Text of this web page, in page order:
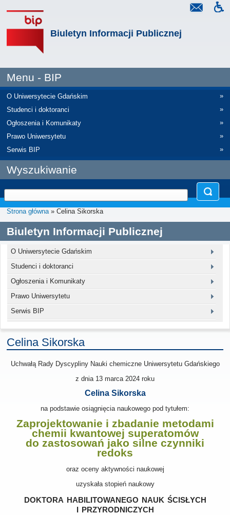
Biuletyn Informacji Publicznej
Menu - BIP
O Uniwersytecie Gdańskim
»
Studenci i doktoranci
»
Ogłoszenia i Komunikaty
»
Prawo Uniwersytetu
»
Serwis BIP
»
Wyszukiwanie
Strona główna» Celina Sikorska
Biuletyn Informacji Publicznej
O Uniwersytecie Gdańskim
Studenci i doktoranci
Ogłoszenia i Komunikaty
Prawo Uniwersytetu
Serwis BIP
Celina Sikorska
Uchwałą Rady Dyscypliny Nauki chemiczne Uniwersytetu Gdańskiego
z dnia 13 marca 2024 roku
Celina Sikorska
na podstawie osiągnięcia naukowego pod tytułem:
Zaprojektowanie i zbadanie metodami
chemii kwantowej superatomów
do zastosowań jako silne czynniki
redoks
oraz oceny aktywności naukowej
uzyskała stopień naukowy
doktora habilitowanego nauk ścisłych
i przyrodniczych